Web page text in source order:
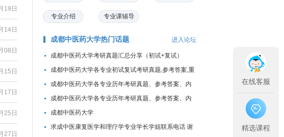
19日
14日
08日
15日
17日
25日
27日
专业介绍 专业课辅导
成都中医药大学热门话题 进入论坛
成都中医药大学考研真题汇总分享（初试+复试）
成都中医药大学各专业初试复试考研真题,参考答案,重
点范围
成都中医药大学各专业历年考研真题、参考答案、内
部笔记
成都中医药大学各专业历年考研真题、参考答案、内
部笔记
成都中医药大学
求成中医康复医学和理疗学专业学长学姐联系电话 谢
在线客服
精选课程